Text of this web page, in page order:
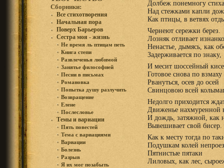
Сборники:
Все стихотворения
Начальная пора
Поверх Барьеров
Сестра моя - жизнь
Не время ль птицам петь
Книга степи
Развлеченья любимой
Занятье философией
Песни в письмах
Романовка
Попытка душу разлучить
Возвращение
Елене
Послесловье
Темы и вариации
Пять повестей
Тема с вариациями
Вариации
Болезнь
Разрыв
Я их мог позабыть
Долбеж понемногу
Над стежками капли
Как птицы, в ветвях
Чернеют сережки берез.
Лозняк отливает
Ненастье, дымясь, как
Задерживается по знаку,
И месит шоссейный
Готовое снова по взмаху
Рвануться, осев до осей
Свинцовою всей
Недолго приходится
Движенье нахмуренной
И дождь, затяжной, как
Вывешивает свой бисер.
Как к месту тогда по
Подушкам колей
Пятнистые пятаки
Лиловых, как лес,